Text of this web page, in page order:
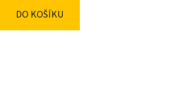
DO KOŠÍKU